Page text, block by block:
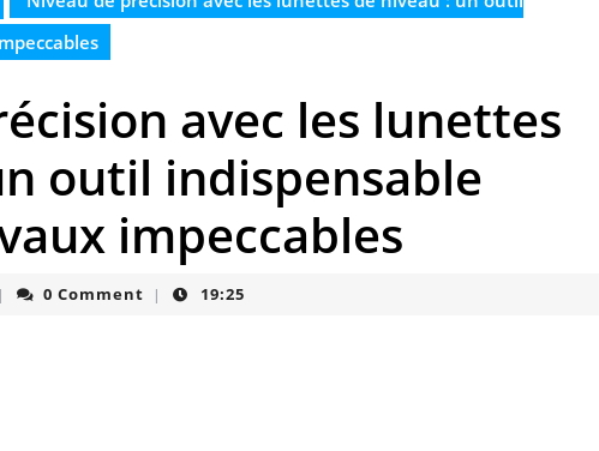
avec les lunettes
outil indispensable
impeccables
| 0 Comment | 19:25